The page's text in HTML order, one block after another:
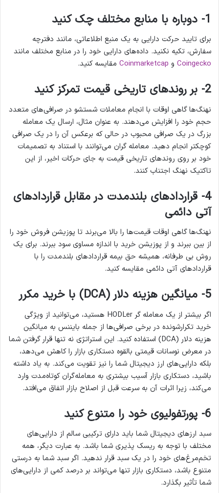
1- دوباره با منابع مختلف چک کنید
برای تایید حرکت دارایی به یک منبع اطلاعاتی، مانند دفترچه
سفارش، تکیه نکنید. داده‌های دارایی خود را در منابع مختلف مانند
Coingecko و Coinmarketcap مقایسه کنید.
2- بر روندهای تاریخی قیمت تمرکز کنید
نهنگ‌ها گاهی اوقات با انجام معاملات شستشو در صرافی‌های متعدد
حجم خود را افزایش می‌دهند. به عنوان مثال، ارسال یک معامله
بزرگ در یک صرافی محبوب در حالی که برعکس آن را در یک صرافی
کوچکتر انجام دهید. معامله گران می‌توانند با استناد به تصمیمات
خود بر روی روندهای تاریخی قیمت به جای حرکات اخیر، از این
تاکتیک نهنگ اجتناب کنند.
4- قراردادهای بلندمدت در مقابل قراردادهای
آتی دائمی
نهنگ‌ها گاهی اوقات قیمت‌ها را بالا می‌برند تا پوزیشن فروش خود را
از بین ببرند و از پوزیشن خرید با اندازه مساوی سود ببرند. برای یک
روش بی طرفانه، همیشه حق بیمه قراردادهای بلندمدت را با
قراردادهای آتی دائمی مقایسه کنید.
5- میانگین هزینه دلار (DCA) با خرید مکرر
اگر بیشتر از یک معامله گر HODLer هستید، می‌توانید از ویژگی
خرید تکرارشونده در برخی صرافی‌ها از جمله بایننس به میانگین
هزینه دلار (DCA) استفاده کنید. این استراتژی نه تنها قرار گرفتن شما
در معرض نوسانات قیمتی بالقوه دستکاری بازار را کاهش می‌دهد،
بلکه دارایی‌های ارز دیجیتال شما را نیز تقویت می‌کند. به یاد داشته
باشید، دستکاری بازار آسیب بیشتری به معامله‌گران کوتاه‌مدت وارد
می‌کند، زیرا اثرات آن به سرعت قبل از اصلاح بازار اتفاق می‌افتد.
6- پورتفولیوی خود را متنوع کنید
سبد ارزهای دیجیتال شما باید دارای ترکیبی سالم از دارایی‌های
مختلف با توجه به ریسک پذیری شما باشد. به عبارت دیگر، همه
تخم‌مرغ‌های خود را در یک سبد قرار ندهید. اگر سبد شما به درستی
متنوع باشد، دستکاری بازار تنها می‌تواند بر درصد کمی از دارایی‌های
شما تأثیر بگذارد.